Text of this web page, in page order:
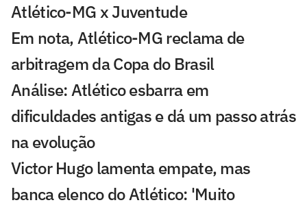
Atlético-MG x Juventude
Em nota, Atlético-MG reclama de
arbitragem da Copa do Brasil
Análise: Atlético esbarra em
dificuldades antigas e dá um passo atrás
na evolução
Victor Hugo lamenta empate, mas
banca elenco do Atlético: 'Muito